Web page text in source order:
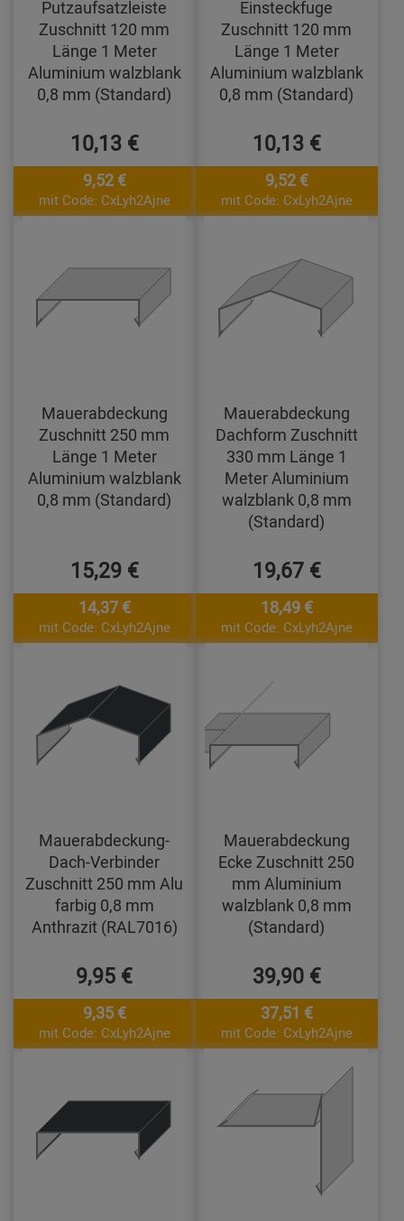
Putzaufsatzleiste
Zuschnitt 120 mm
Länge 1 Meter
Aluminium walzblank
0,8 mm (Standard)
10,13 €
9,52 €
mit Code: CxLyh2Ajne
Einsteckfuge
Zuschnitt 120 mm
Länge 1 Meter
Aluminium walzblank
0,8 mm (Standard)
10,13 €
9,52 €
mit Code: CxLyh2Ajne
Mauerabdeckung
Zuschnitt 250 mm
Länge 1 Meter
Aluminium walzblank
0,8 mm (Standard)
15,29 €
14,37 €
mit Code: CxLyh2Ajne
Mauerabdeckung
Dachform Zuschnitt
330 mm Länge 1
Meter Aluminium
walzblank 0,8 mm
(Standard)
19,67 €
18,49 €
mit Code: CxLyh2Ajne
Mauerabdeckung-
Dach-Verbinder
Zuschnitt 250 mm Alu
farbig 0,8 mm
Anthrazit (RAL7016)
9,95 €
9,35 €
mit Code: CxLyh2Ajne
Mauerabdeckung
Ecke Zuschnitt 250
mm Aluminium
walzblank 0,8 mm
(Standard)
39,90 €
37,51 €
mit Code: CxLyh2Ajne